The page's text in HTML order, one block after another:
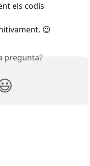
els codis
😉
pregunta?